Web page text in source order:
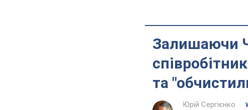
Залишаючи
та
Юрій Сергієнко